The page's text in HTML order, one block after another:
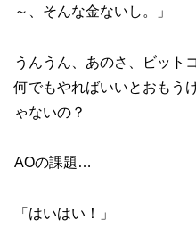
～、そんな金ないし。」
うんうん、あのさ、ビット
何でもやればいいとおもう
ゃないの？
AOの課題…
「はいはい！」